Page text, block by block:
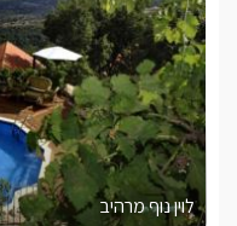
לוין נוף מרהיב